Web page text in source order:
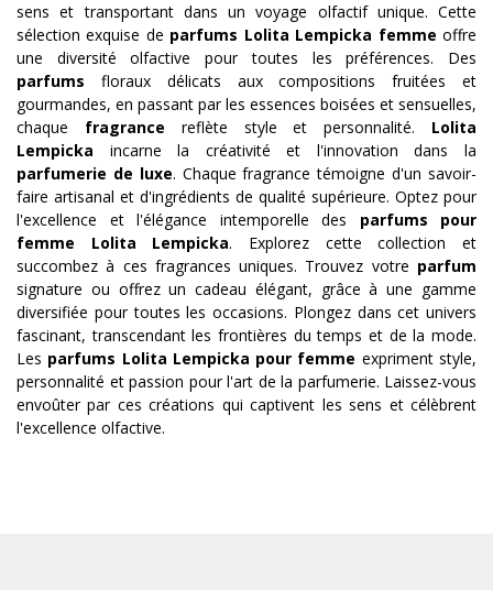
sens et transportant dans un voyage olfactif unique. Cette
sélection exquise de parfums Lolita Lempicka femmeoffre
une diversité olfactive pour toutes les préférences. Des
parfums floraux délicats aux compositions fruitées et
gourmandes, en passant par les essences boisées et sensuelles,
chaque fragrance reflète style et personnalité. Lolita
Lempicka incarne la créativité et l'innovation dans la
parfumerie de luxe. Chaque fragrance témoigne d'un savoir-
faire artisanal et d'ingrédients de qualité supérieure. Optez pour
l'excellence et l'élégance intemporelle des parfums pour
femme Lolita Lempicka. Explorez cette collection et
succombez à ces fragrances uniques. Trouvez votre parfum
signature ou offrez un cadeau élégant, grâce à une gamme
diversifiée pour toutes les occasions. Plongez dans cet univers
fascinant, transcendant les frontières du temps et de la mode.
Les parfums Lolita Lempicka pour femme expriment style,
personnalité et passion pour l'art de la parfumerie. Laissez-vous
envoûter par ces créations qui captivent les sens et célèbrent
l'excellence olfactive.